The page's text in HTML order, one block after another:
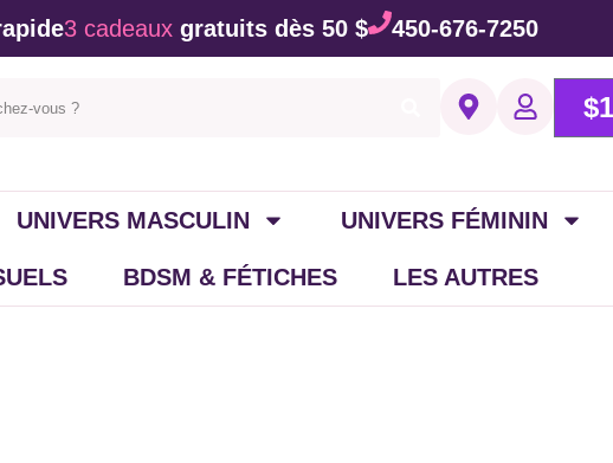
3 cadeaux gratuits dès 50 $ 450-676-7250
$
UNIVERS MASCULIN UNIVERS FÉMININ
BDSM & FÉTICHES LES AUTRES